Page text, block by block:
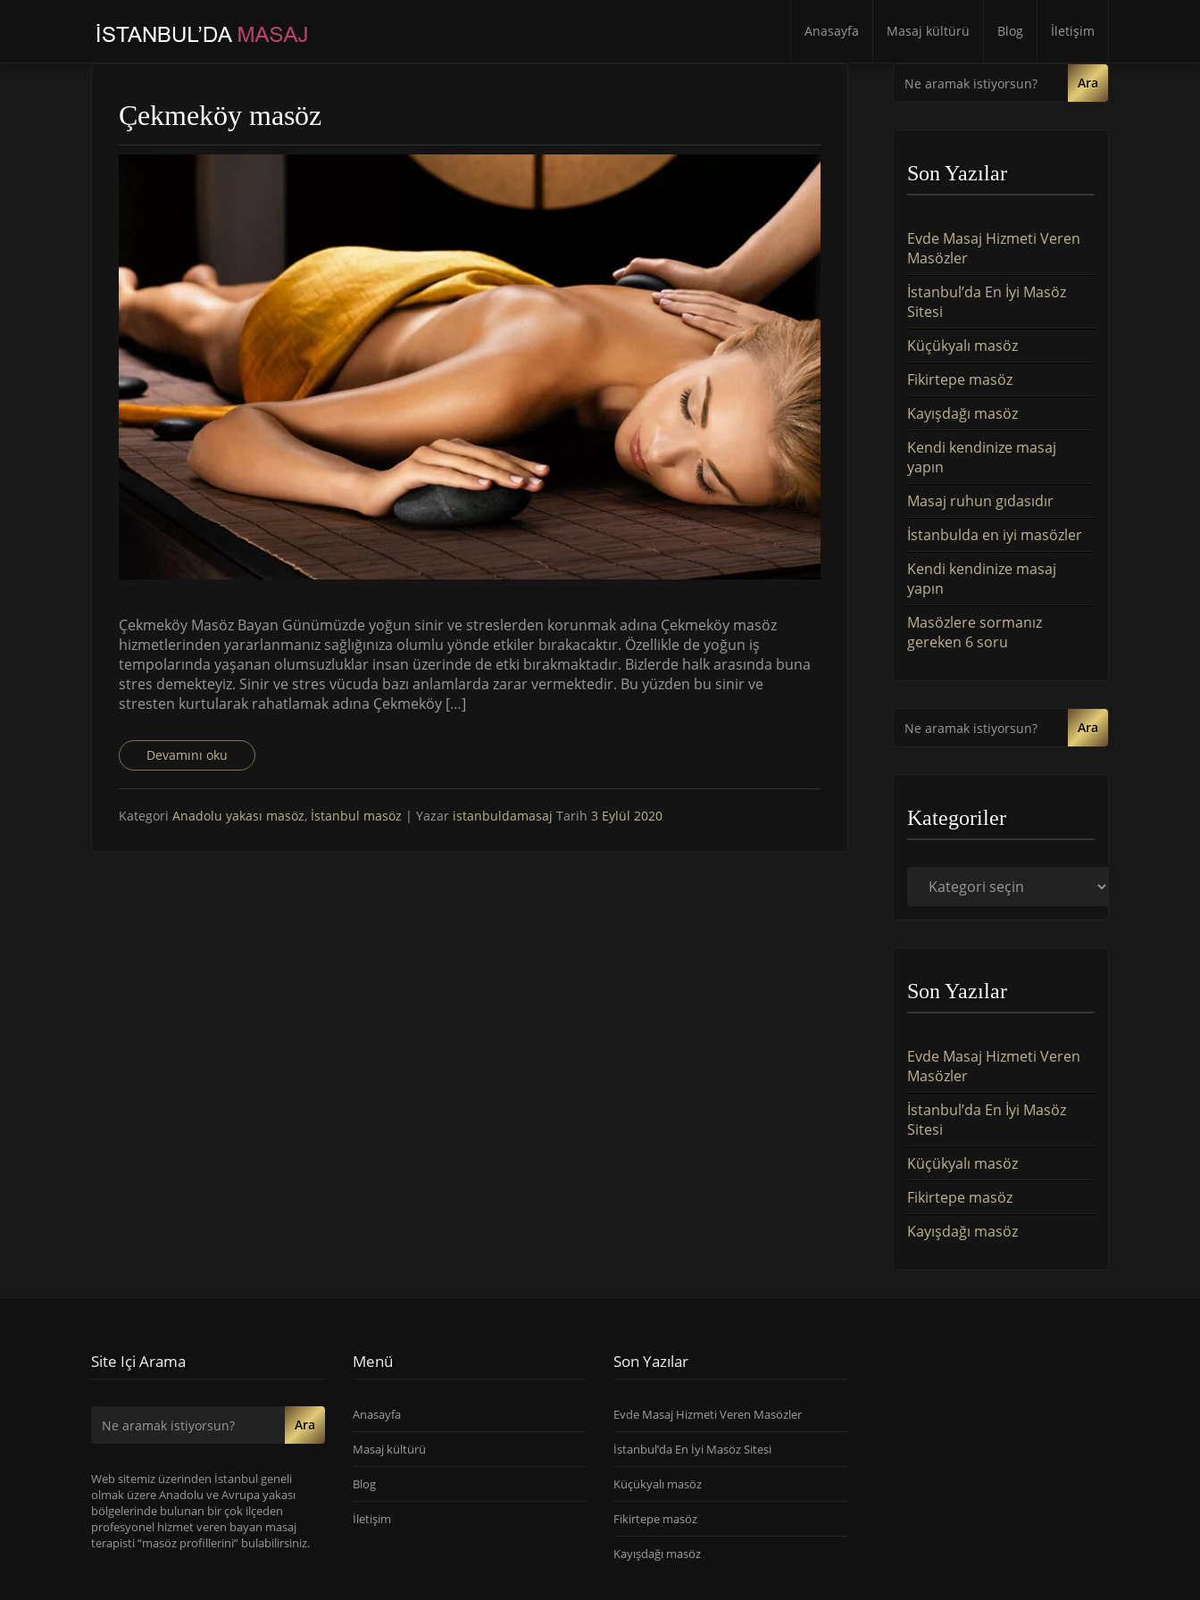
Anasayfa Masaj kültürü Blog İletişim
Çekmeköy masöz
Çekmeköy Masöz Bayan Günümüzde yoğun sinir ve streslerden korunmak adına Çekmeköy masöz
hizmetlerinden yararlanmanız sağlığınıza olumlu yönde etkiler bırakacaktır. Özellikle de yoğun iş
tempolarında yaşanan olumsuzluklar insan üzerinde de etki bırakmaktadır. Bizlerde halk arasında buna
stres demekteyiz. Sinir ve stres vücuda bazı anlamlarda zarar vermektedir. Bu yüzden bu sinir ve
stresten kurtularak rahatlamak adına Çekmeköy […]
Devamını oku
Kategori Anadolu yakası masöz, İstanbul masöz | Yazar istanbuldamasaj Tarih 3 Eylül 2020
Ara
Son Yazılar
Evde Masaj Hizmeti Veren
Masözler
İstanbul’da En İyi Masöz
Sitesi
Küçükyalı masöz
Fikirtepe masöz
Kayışdağı masöz
Kendi kendinize masaj
yapın
Masaj ruhun gıdasıdır
İstanbulda en iyi masözler
Kendi kendinize masaj
yapın
Masözlere sormanız
gereken 6 soru
Ara
Kategoriler
Son Yazılar
Evde Masaj Hizmeti Veren
Masözler
İstanbul’da En İyi Masöz
Sitesi
Küçükyalı masöz
Fikirtepe masöz
Kayışdağı masöz
Site Içi Arama
Ara
Web sitemiz üzerinden İstanbul geneli
olmak üzere Anadolu ve Avrupa yakası
bölgelerinde bulunan bir çok ilçeden
profesyonel hizmet veren bayan masaj
terapisti “masöz profillerini” bulabilirsiniz.
Menü
Anasayfa
Masaj kültürü
Blog
İletişim
Son Yazılar
Evde Masaj Hizmeti Veren Masözler
İstanbul’da En İyi Masöz Sitesi
Küçükyalı masöz
Fikirtepe masöz
Kayışdağı masöz